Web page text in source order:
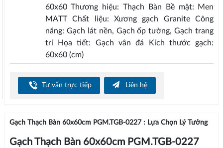
60x60 Thương hiệu: Thạch Bàn Bề mặt: Men
MATT Chất liệu: Xương gạch Granite Công
năng: Gạch lát nền, Gạch ốp tường, Gạch trang
trí Họa tiết: Gạch vân đá Kích thước gạch:
60x60 (cm)
Tư vấn trực tiếp Liên hệ
Gạch Thạch Bàn 60x60cm PGM.TGB-0227 : Lựa Chọn Lý Tưởng
Gạch Thạch Bàn 60x60cm PGM.TGB-0227